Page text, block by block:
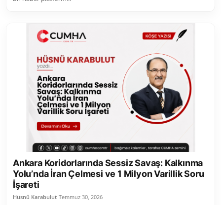
Ankara Koridorlarında Sessiz Savaş: Kalkınma
Yolu’nda İran Çelmesi ve 1 Milyon Varillik Soru
İşareti
Hüsnü Karabulut Temmuz 30, 2026